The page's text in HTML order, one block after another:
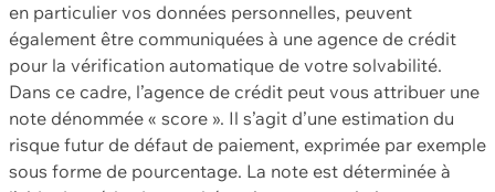
en particulier vos données personnelles, peuvent
également être communiquées à une agence de crédit
pour la vérification automatique de votre solvabilité.
Dans ce cadre, l’agence de crédit peut vous attribuer une
note dénommée « score ». Il s’agit d’une estimation du
risque futur de défaut de paiement, exprimée par exemple
sous forme de pourcentage. La note est déterminée à